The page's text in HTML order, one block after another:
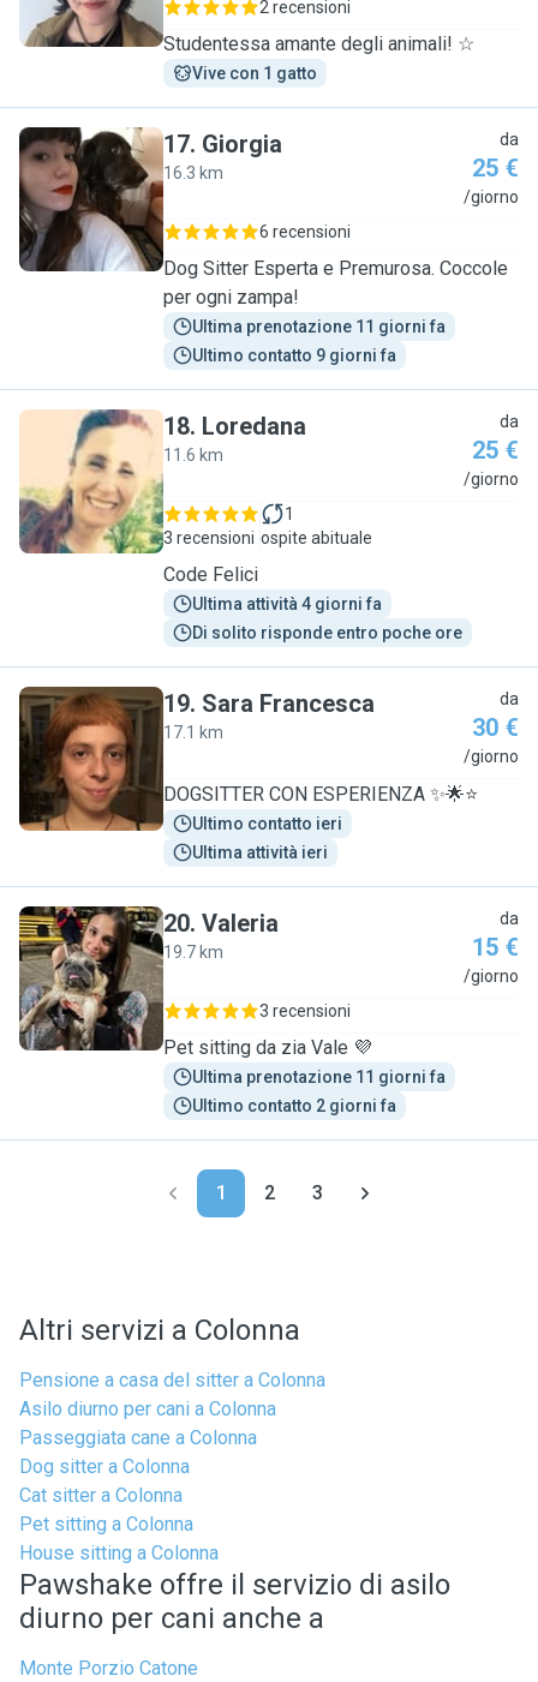
2 recensioni
Studentessa amante degli animali! ☆
Vive con 1 gatto
G
17. Giorgia
16.3 km
da
25 €
/giorno
6 recensioni
Dog Sitter Esperta e Premurosa. Coccole
per ogni zampa!
Ultima prenotazione 11 giorni fa
Ultimo contatto 9 giorni fa
L
18. Loredana
11.6 km
da
25 €
/giorno
3 recensioni
1
ospite abituale
Code Felici
Ultima attività 4 giorni fa
Di solito risponde entro poche ore
S
19. Sara Francesca
17.1 km
da
30 €
/giorno
DOGSITTER CON ESPERIENZA ✨🌟⭐️
Ultimo contatto ieri
Ultima attività ieri
V
20. Valeria
19.7 km
da
15 €
/giorno
3 recensioni
Pet sitting da zia Vale 💜
Ultima prenotazione 11 giorni fa
Ultimo contatto 2 giorni fa
1 2 3
Altri servizi a Colonna
Pensione a casa del sitter a Colonna
Asilo diurno per cani a Colonna
Passeggiata cane a Colonna
Dog sitter a Colonna
Cat sitter a Colonna
Pet sitting a Colonna
House sitting a Colonna
Pawshake offre il servizio di asilo
diurno per cani anche a
Monte Porzio Catone